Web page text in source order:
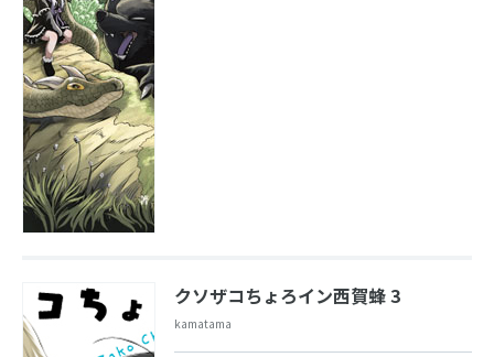
クソザコちょろイン西賀蜂 3
kamatama